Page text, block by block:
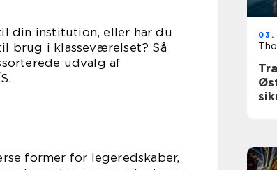
din institution, eller har du
brug i klasseværelset? Så
udvalg af
former for legeredskaber,